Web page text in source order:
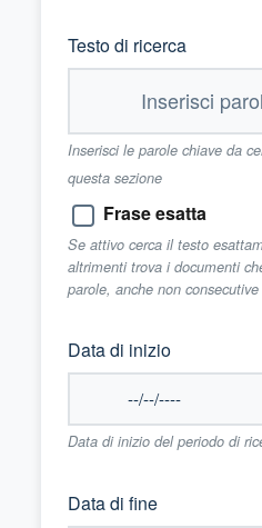
Testo di ricerca
Inserisci le parole chiave da
questa sezione
Frase esatta
Se attivo cerca il testo
altrimenti trova i documenti
parole, anche non consecutive
Data di inizio
Data di inizio del periodo di
Data di fine